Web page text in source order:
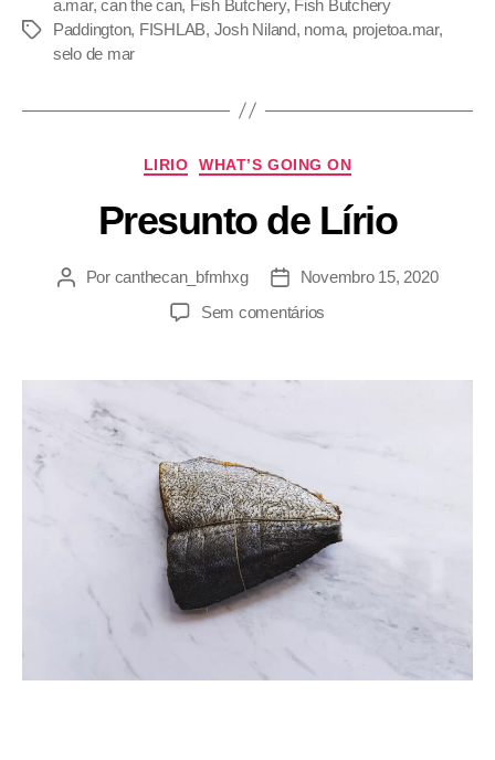
a.mar,can the can, Fish Butchery, Fish Butchery
Paddington, FISHLAB, Josh Niland, noma, projetoa.mar,
selo de mar
LIRIO WHAT’S GOING ON
Presunto de Lírio
Por canthecan_bfmhxg
Novembro 15, 2020
Sem comentários